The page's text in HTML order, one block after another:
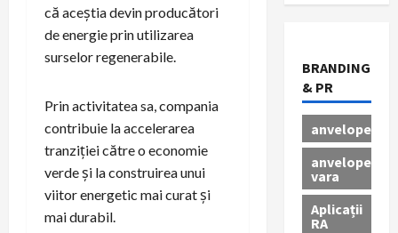
că aceștia devin producători
de energie prin utilizarea
surselor regenerabile.
Prin activitatea sa, compania
contribuie la accelerarea
tranziției către o economie
verde și la construirea unui
viitor energetic mai curat și
mai durabil.
BRANDING
& PR
anvelope
anvelope
vara
Aplicații
RA